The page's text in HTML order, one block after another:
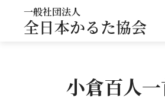
一般社団法人
全日本かるた協会
小倉百人